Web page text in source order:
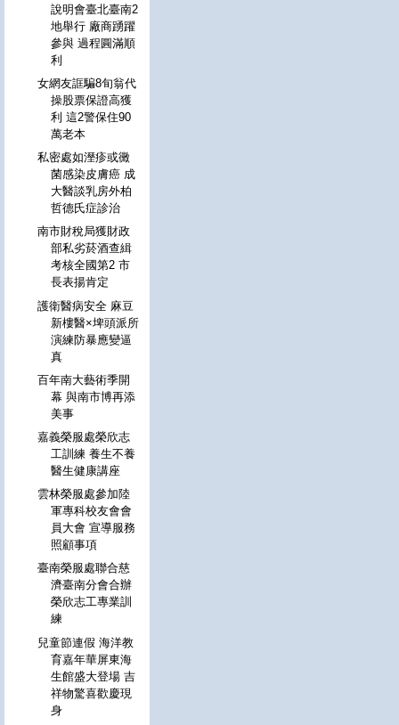
說明會臺北臺南2
地舉行 廠商踴躍
參與 過程圓滿順
利
女網友誆騙8旬翁代
操股票保證高獲
利 這2警保住90
萬老本
私密處如溼疹或黴
菌感染皮膚癌 成
大醫談乳房外柏
哲德氏症診治
南市財稅局獲財政
部私劣菸酒查緝
考核全國第2 市
長表揚肯定
護衛醫病安全 麻豆
新樓醫×埤頭派所
演練防暴應變逼
真
百年南大藝術季開
幕 與南市博再添
美事
嘉義榮服處榮欣志
工訓練 養生不養
醫生健康講座
雲林榮服處參加陸
軍專科校友會會
員大會 宣導服務
照顧事項
臺南榮服處聯合慈
濟臺南分會合辦
榮欣志工專業訓
練
兒童節連假 海洋教
育嘉年華屏東海
生館盛大登場 吉
祥物驚喜歡慶現
身